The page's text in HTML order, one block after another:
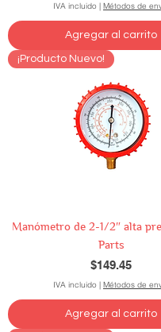
IVA incluido | Métodos de
Agregar al carrito
¡Producto Nuevo!
Manómetro de 2-1/2″ alta
Parts
Precio
$149.45
IVA incluido | Métodos de
Agregar al carrito